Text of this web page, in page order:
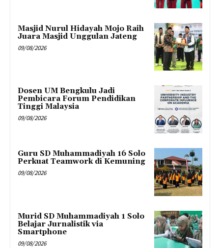
Masjid Nurul Hidayah Mojo Raih
Juara Masjid Unggulan Jateng
09/08/2026
Dosen UM Bengkulu Jadi
Pembicara Forum Pendidikan
Tinggi Malaysia
09/08/2026
Guru SD Muhammadiyah 16 Solo
Perkuat Teamwork di Kemuning
09/08/2026
Murid SD Muhammadiyah 1 Solo
Belajar Jurnalistik via
Smartphone
09/08/2026